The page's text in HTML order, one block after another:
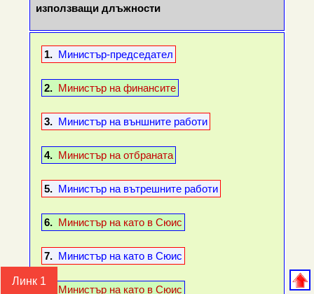
използващи длъжности
1. Министър-председател
2. Министър на финансите
3. Министър на външните работи
4. Министър на отбраната
5. Министър на вътрешните работи
6. Министър на като в Сюис
7. Министър на като в Сюис
Министър на като в Сюис
Линк 1